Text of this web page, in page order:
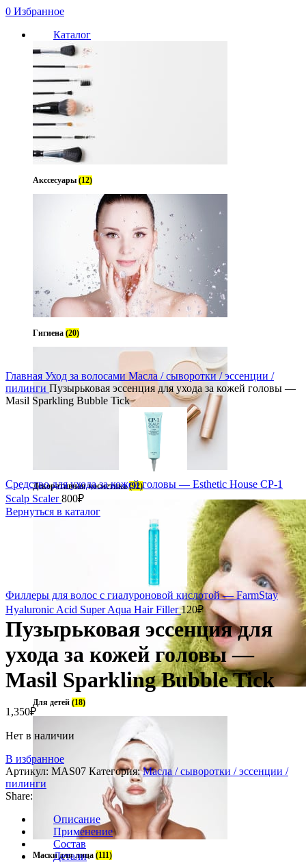
0 Избранное
Каталог
Акссесуары (12)
Гигиена (20)
Декоративная косметика(92)
Для детей (18)
Маски для лица (111)
Нет в наличии
Главная Уход за волосами Масла / сыворотки / эссенции /
пилинги Пузырьковая эссенция для ухода за кожей головы —
Masil Sparkling Bubble Tick
Средство для ухода за кожей головы — Esthetic House CP-1
Scalp Scaler800₽
Вернуться в каталог
Филлеры для волос с гиалуроновой кислотой — FarmStay
Hyaluronic Acid Super Aqua Hair Filler120₽
Пузырьковая эссенция для
ухода за кожей головы —
Masil Sparkling Bubble Tick
1,350₽
Нет в наличии
В избранное
Артикул: MAS07 Категория: Масла / сыворотки / эссенции /
пилинги
Share:
Описание
Применение
Состав
Детали